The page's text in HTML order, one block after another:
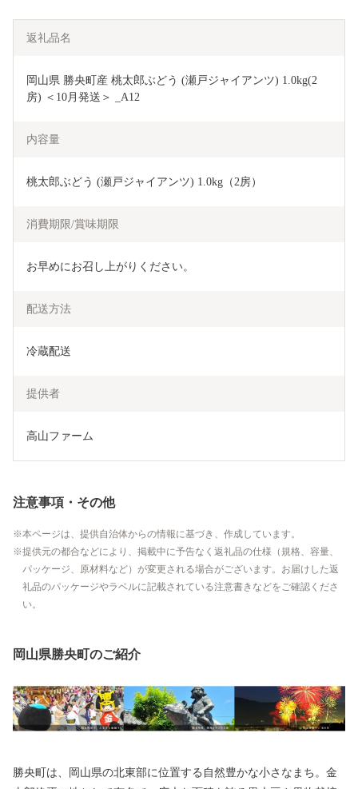
返礼品名
岡山県 勝央町産 桃太郎ぶどう (瀬戸ジャイアンツ) 1.0kg(2
房) ＜10月発送＞ _A12
内容量
桃太郎ぶどう (瀬戸ジャイアンツ) 1.0kg（2房）
消費期限/賞味期限
お早めにお召し上がりください。
配送方法
冷蔵配送
提供者
高山ファーム
注意事項・その他
本ページは、提供自治体からの情報に基づき、作成しています。
提供元の都合などにより、掲載中に予告なく返礼品の仕様（規格、容量、
パッケージ、原材料など）が変更される場合がございます。お届けした返
礼品のパッケージやラベルに記載されている注意書きなどをご確認くださ
い。
岡山県勝央町のご紹介
勝央町は、岡山県の北東部に位置する自然豊かな小さなまち。金